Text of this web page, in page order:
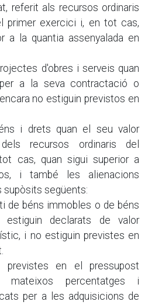
referit als recursos ordinaris
primer exercici i, en tot cas,
a la quantia assenyalada en
d'obres i serveis quan
a la seva contractació o
no estiguin previstos en
i drets quan el seu valor
recursos ordinaris del
cas, quan sigui superior a
i també les alienacions
supòsits següents:
de béns immobles o de béns
estiguin declarats de valor
i no estiguin previstes en
previstes en el pressupost
mateixos percentatges i
per a les adquisicions de